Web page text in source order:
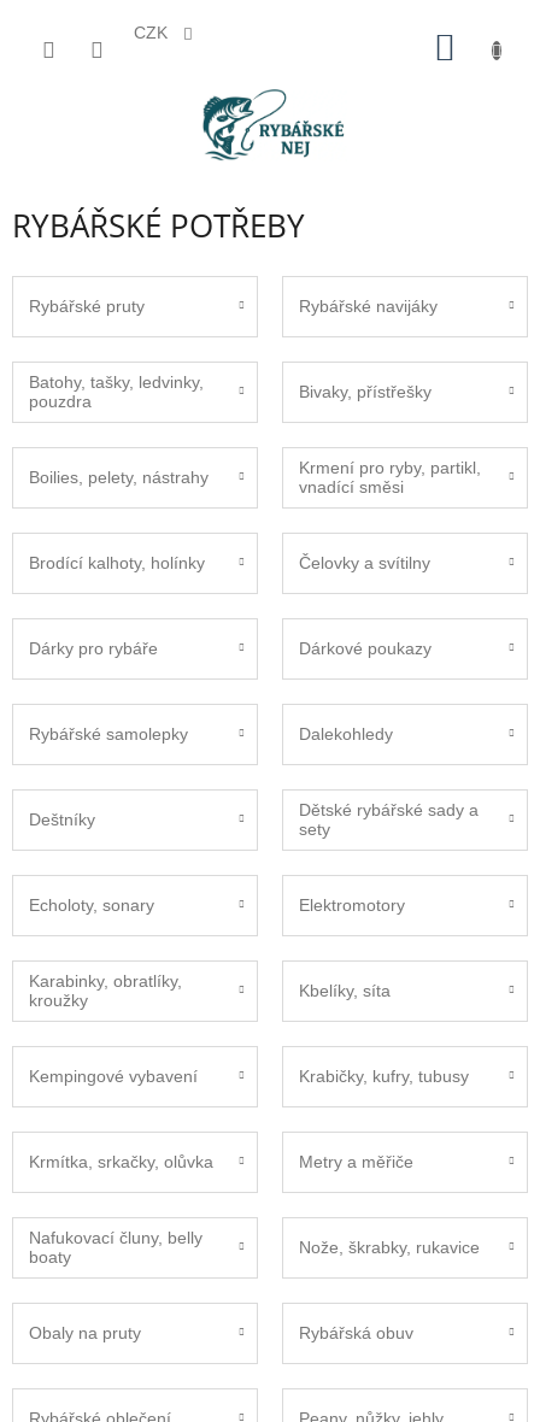
CZK
RYBÁŘSKÉ POTŘEBY
Rybářské pruty Rybářské navijáky
Batohy, tašky, ledvinky,
pouzdra
Bivaky, přístřešky
Boilies, pelety, nástrahy
Krmení pro ryby, partikl,
vnadící směsi
Brodící kalhoty, holínky Čelovky a svítilny
Dárky pro rybáře Dárkové poukazy
Rybářské samolepky Dalekohledy
Deštníky
Dětské rybářské sady a
sety
Echoloty, sonary Elektromotory
Karabinky, obratlíky,
kroužky
Kbelíky, síta
Kempingové vybavení Krabičky, kufry, tubusy
Krmítka, srkačky, olůvka Metry a měřiče
Nafukovací čluny, belly
boaty
Nože, škrabky, rukavice
Obaly na pruty Rybářská obuv